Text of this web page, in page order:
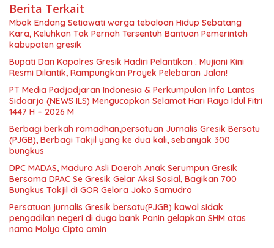
Berita Terkait
Mbok Endang Setiawati warga tebaloan Hidup Sebatang
Kara, Keluhkan Tak Pernah Tersentuh Bantuan Pemerintah
kabupaten gresik
​Bupati Dan Kapolres Gresik Hadiri Pelantikan : Mujiani Kini
Resmi Dilantik, Rampungkan Proyek Pelebaran Jalan!
PT Media Padjadjaran Indonesia & Perkumpulan Info Lantas
Sidoarjo (NEWS ILS) Mengucapkan Selamat Hari Raya Idul Fitri
1447 H – 2026 M
Berbagi berkah ramadhan,persatuan Jurnalis Gresik Bersatu
(PJGB), Berbagi Takjil yang ke dua kali, sebanyak 300
bungkus
DPC MADAS, Madura Asli Daerah Anak Serumpun Gresik
Bersama DPAC Se Gresik Gelar Aksi Sosial, Bagikan 700
Bungkus Takjil di GOR Gelora Joko Samudro
Persatuan jurnalis Gresik bersatu(PJGB) kawal sidak
pengadilan negeri di duga bank Panin gelapkan SHM atas
nama Molyo Cipto amin